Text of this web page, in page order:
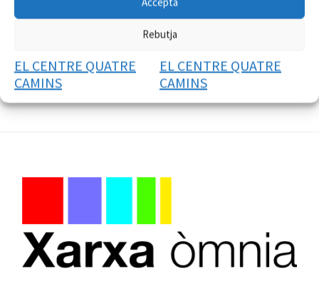
Rebutja
EL CENTRE QUATRE
CAMINS
EL CENTRE QUATRE
CAMINS